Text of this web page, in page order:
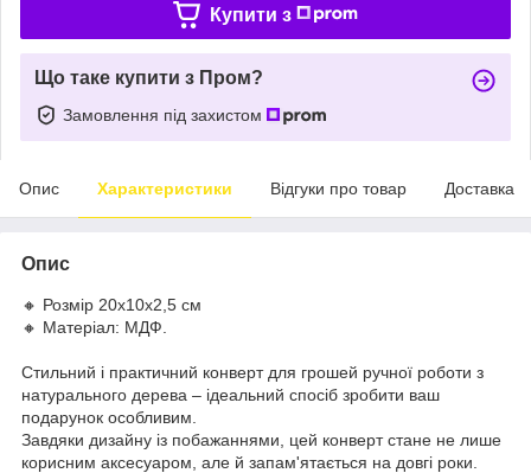
Купити з
Що таке купити з Пром?
Замовлення під захистом
Опис Характеристики Відгуки про товар Доставка
Опис
🔸 Розмір 20х10х2,5 см
🔸 Матеріал: МДФ.
Стильний і практичний конверт для грошей ручної роботи з
натурального дерева – ідеальний спосіб зробити ваш
подарунок особливим.
Завдяки дизайну із побажаннями, цей конверт стане не лише
корисним аксесуаром, але й запам'ятається на довгі роки.